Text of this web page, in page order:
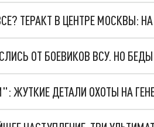
ТЕРАКТ В ЦЕНТРЕ МОСКВЫ:
ОТ БОЕВИКОВ ВСУ. НО